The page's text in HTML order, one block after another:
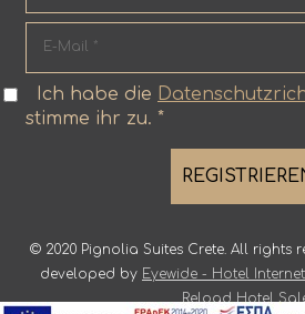
Ich habe die
stimme ihr zu. *
© 2020 Pignolia Suites Crete. All rights
developed by Eyewide - Hotel
Reload Hotel